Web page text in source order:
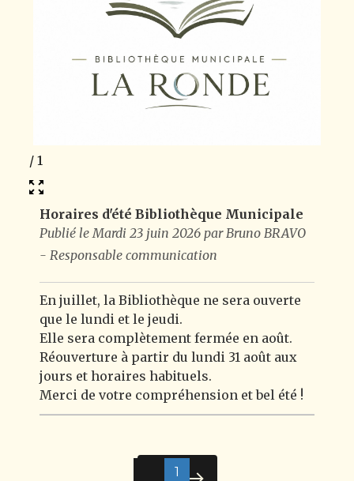
/1
Horaires d'été Bibliothèque Municipale
Publié le Mardi 23 juin 2026 par Bruno BRAVO
- Responsable communication
En juillet, la Bibliothèque ne sera ouverte
que le lundi et le jeudi.
Elle sera complètement fermée en août.
Réouverture à partir du lundi 31 août aux
jours et horaires habituels.
Merci de votre compréhension et bel été !
1 2